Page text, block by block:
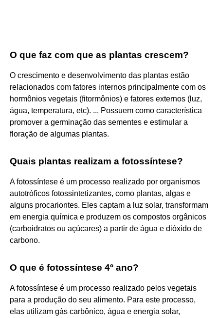
O que faz com que as plantas crescem?
O crescimento e desenvolvimento das plantas estão
relacionados com fatores internos principalmente com os
hormônios vegetais (fitormônios) e fatores externos (luz,
água, temperatura, etc). ... Possuem como característica
promover a germinação das sementes e estimular a
floração de algumas plantas.
Quais plantas realizam a fotossíntese?
A fotossíntese é um processo realizado por organismos
autotróficos fotossintetizantes, como plantas, algas e
alguns procariontes. Eles captam a luz solar, transformam
em energia química e produzem os compostos orgânicos
(carboidratos ou açúcares) a partir de água e dióxido de
carbono.
O que é fotossíntese 4º ano?
A fotossíntese é um processo realizado pelos vegetais
para a produção do seu alimento. Para este processo,
elas utilizam gás carbônico, água e energia solar,